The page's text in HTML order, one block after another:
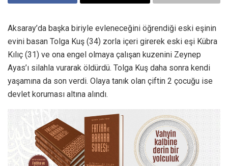
Aksaray’da başka biriyle evleneceğini öğrendiği eski eşinin
evini basan Tolga Kuş (34) zorla içeri girerek eski eşi Kübra
Kılıç (31) ve ona engel olmaya çalışan kuzenini Zeynep
Ayas’ı silahla vurarak öldürdü. Tolga Kuş daha sonra kendi
yaşamına da son verdi. Olaya tanık olan çiftin 2 çocuğu ise
devlet koruması altına alındı.